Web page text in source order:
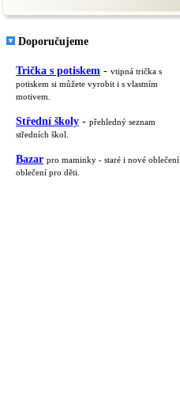
Doporučujeme
Trička s potiskem - vtipná trička s
potiskem si můžete vyrobit i s vlastním
motivem.
Střední školy - přehledný seznam
středních škol.
Bazar pro maminky - staré i nové oblečení
oblečení pro děti.